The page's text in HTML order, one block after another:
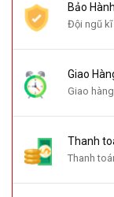
Bảo
Đội ngũ kĩ
Giao
Giao
Thanh
Thanh